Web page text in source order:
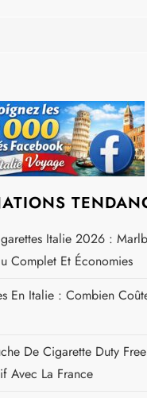
Italie 2026 :
Complet Et Économies
En Italie : Combien
De Cigarette Duty
Avec La France